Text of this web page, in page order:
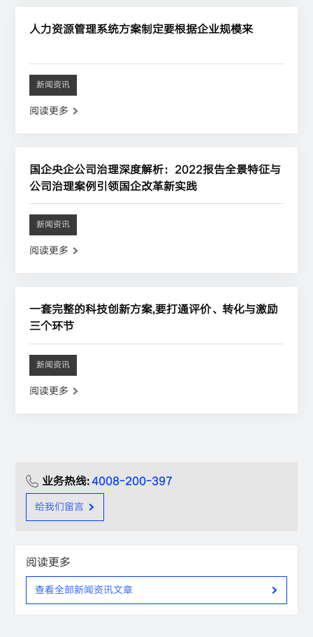
人力资源管理系统方案制定要根据企业规模来
新闻资讯
阅读更多
国企央企公司治理深度解析：2022报告全景特征与
公司治理案例引领国企改革新实践
新闻资讯
阅读更多
一套完整的科技创新方案,要打通评价、转化与激励
三个环节
新闻资讯
阅读更多
业务热线:4008-200-397
给我们留言
阅读更多
查看全部新闻资讯文章